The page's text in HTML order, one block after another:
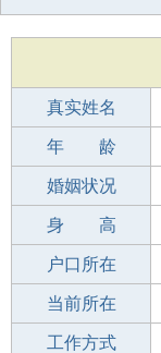
真实姓名
性 别
年 龄
出生年月
婚姻状况
学 历
身 高
毕业学校
户口所在
所学专业
当前所在
工作经验
工作方式